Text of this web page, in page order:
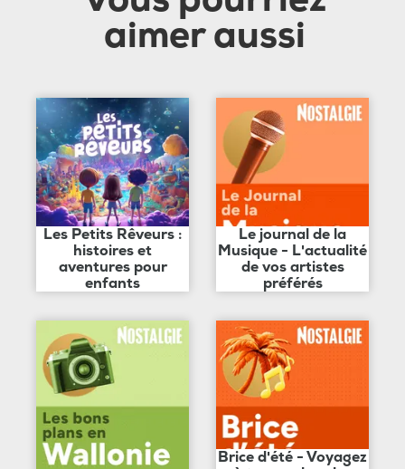
aimer aussi
Les Petits Rêveurs :
histoires et
aventures pour
enfants
Le journal de la
Musique - L'actualité
de vos artistes
préférés
Brice d'été - Voyagez